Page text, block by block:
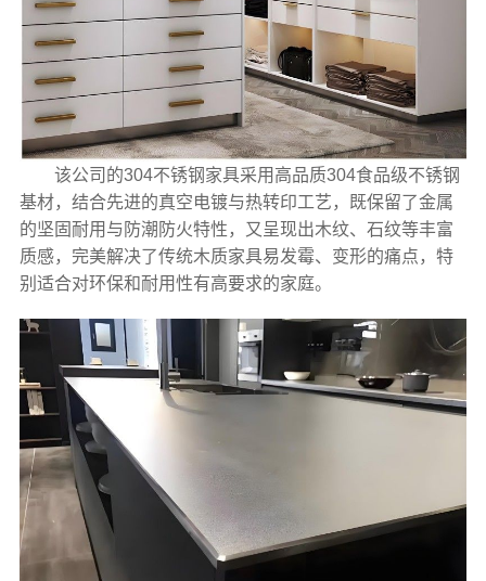
该公司的304不锈钢家具采用高品质304食品级不锈钢
基材，结合先进的真空电镀与热转印工艺，既保留了金属
的坚固耐用与防潮防火特性，又呈现出木纹、石纹等丰富
质感，完美解决了传统木质家具易发霉、变形的痛点，特
别适合对环保和耐用性有高要求的家庭。